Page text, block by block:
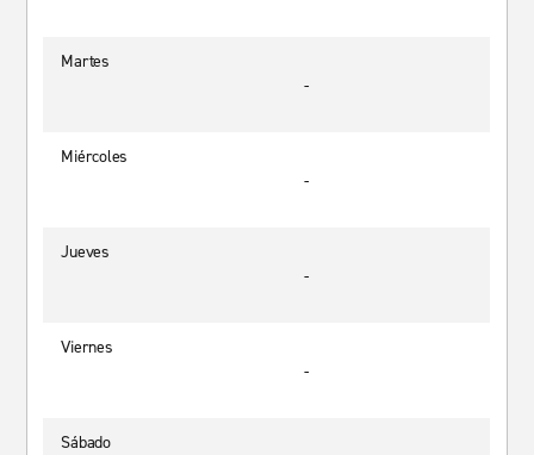
Martes
-
Miércoles
-
Jueves
-
Viernes
-
Sábado